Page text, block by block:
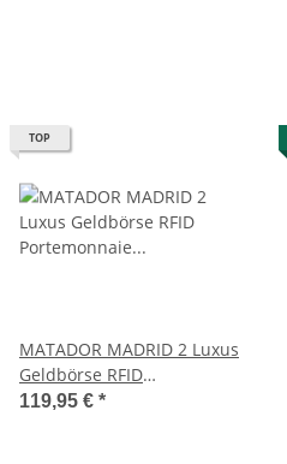
TOP
MATADOR MADRID 2 Luxus
Geldbörse RFID
Portemonnaie Damen
119,95 € *